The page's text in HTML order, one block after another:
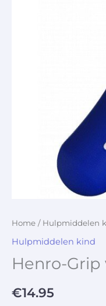
Home / Hulpmiddelen
Hulpmiddelen kind
Henro-
€14.95